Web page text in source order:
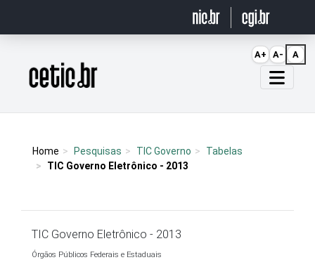
Página inicial
Home Pesquisas TIC Governo
Tabelas
TIC Governo Eletrônico - 2013
TIC Governo Eletrônico - 2013
Órgãos Públicos Federais e Estaduais
A+ A- A